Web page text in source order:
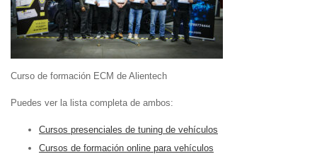
Curso de formación ECM de Alientech
Puedes ver la lista completa de ambos:
Cursos presenciales de tuning de vehículos
Cursos de formación online para vehículos